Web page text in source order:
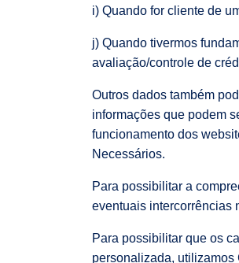
i) Quando for cliente de
j) Quando tivermos
avaliação/controle de
Outros dados também
informações que podem
funcionamento dos
Necessários.
Para possibilitar a
eventuais intercorrências
Para possibilitar que os
personalizada,